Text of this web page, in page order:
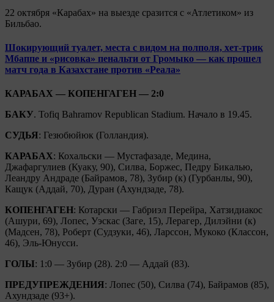
22 октября «Карабах» на выезде сразится с «Атлетиком» из
Бильбао.
Шокирующий туалет, места с видом на полполя, хет-трик
Мбаппе и «рисовка» пенальти от Громыко — как прошел
матч года в Казахстане против «Реала»
КАРАБАХ — КОПЕНГАГЕН — 2:0
БАКУ. Tofiq Bahramov Republican Stadium. Начало в 19.45.
СУДЬЯ: Гезюбюйюк (Голландия).
КАРАБАХ: Кохальски — Мустафазаде, Медина,
Джафаргулиев (Куаку, 90), Силва, Боржес, Педру Бикалью,
Леандру Андраде (Байрамов, 78), Зубир (к) (Гурбанлы, 90),
Кащук (Аддай, 70), Дуран (Ахундзаде, 78).
КОПЕНГАГЕН: Котарски — Габриэл Перейра, Хатзидиакос
(Ашури, 69), Лопес, Уэскас (Заге, 15), Лерагер, Дилэйни (к)
(Мадсен, 78), Роберт (Судзуки, 46), Ларссон, Мукоко (Классон,
46), Эль-Юнусси.
ГОЛЫ: 1:0 — Зубир (28). 2:0 — Аддай (83).
ПРЕДУПРЕЖДЕНИЯ: Лопес (50), Силва (74), Байрамов (85),
Ахундзаде (93+).